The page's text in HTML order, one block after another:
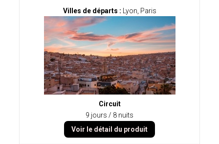
Villes de départs : Lyon, Paris
Circuit
9 jours / 8 nuits
Voir le détail du produit